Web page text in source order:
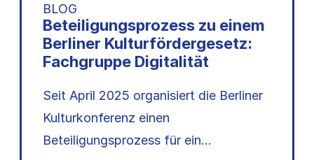
BLOG
Beteiligungsprozess zu einem
Berliner Kulturfördergesetz:
Fachgruppe Digitalität
Seit April 2025 organisiert die Berliner
Kulturkonferenz einen
Beteiligungsprozess für ein